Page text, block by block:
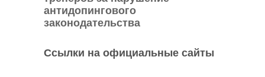
антидопингового
законодательства
Ссылки на официальные сайты